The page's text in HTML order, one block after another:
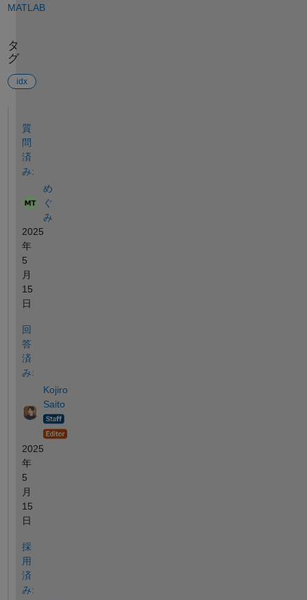
MATLAB
タ
グ
idx
質
問
済
み:
め
ぐ
み
2025
年
5
月
15
日
回
答
済
み:
Kojiro
Saito
2025
年
5
月
15
日
採
用
済
み: